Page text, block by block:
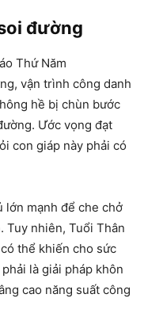
đường
Thứ Năm
vận trình công danh
hề bị chùn bước
Ước vọng đạt
con giáp này phải có
lớn mạnh để che chở
Tuy nhiên, Tuổi Thân
thể khiến cho sức
là giải pháp khôn
cao năng suất công